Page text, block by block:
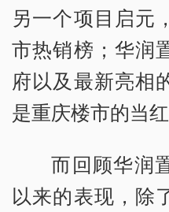
另一个项目启元
市热销榜；华润
府以及最新亮相
是重庆楼市的当红
而回顾华润
以来的表现，除